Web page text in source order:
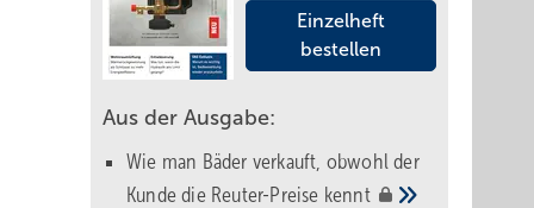
Einzelheft
bestellen
Aus der Ausgabe:
Wie man Bäder verkauft, obwohl der
Kunde die Reuter-Preise kennt